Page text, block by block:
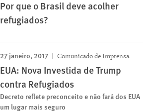
Por que o Brasil deve acolher
refugiados?
27 janeiro, 2017 Comunicado de Imprensa
EUA: Nova Investida de Trump
contra Refugiados
Decreto reflete preconceito e não fará dos EUA
um lugar mais seguro